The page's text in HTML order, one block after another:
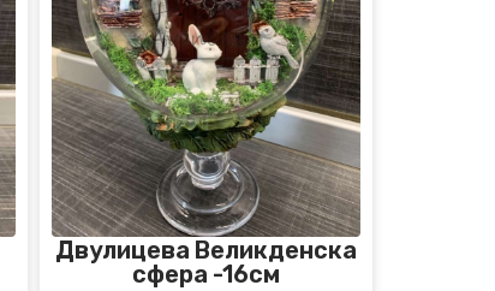
Двулицева Великденска
сфера -16см